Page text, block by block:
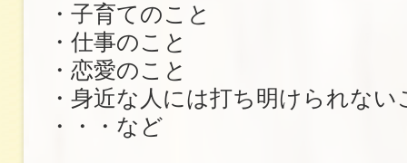
・子育てのこと
・仕事のこと
・恋愛のこと
・身近な人には打ち明けられない
・・・など